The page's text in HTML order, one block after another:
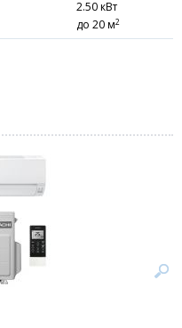
2.50 кВт
до 20 м2